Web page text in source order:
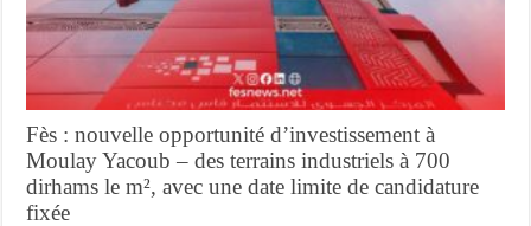
Fès : nouvelle opportunité d’investissement à
Moulay Yacoub – des terrains industriels à 700
dirhams le m², avec une date limite de candidature
fixée